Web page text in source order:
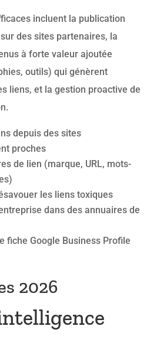
incluent la publication
des sites partenaires, la
à forte valeur ajoutée
outils) qui génèrent
liens, et la gestion proactive de
depuis des sites
proches
de lien (marque, URL, mots-
les liens toxiques
dans des annuaires de
fiche Google Business Profile
2026